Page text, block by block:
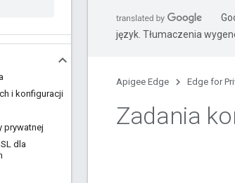
i konfiguracji
prywatnej
dla
język. Tłumaczenia
Apigee Edge Edge for
Zadania